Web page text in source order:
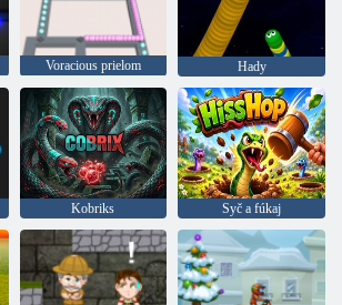
Voracious prielom Hady
Kobriks Syč a fúkaj